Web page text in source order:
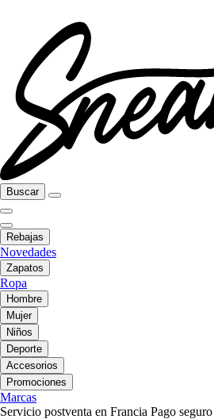
Buscar
Rebajas
Novedades
Zapatos
Ropa
Hombre
Mujer
Niños
Deporte
Accesorios
Promociones
Marcas
Servicio postventa en Francia Pago seguro